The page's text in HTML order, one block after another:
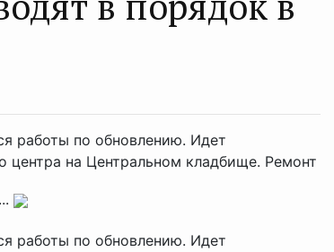
работы по обновлению. Идет
центра на Центральном кладбище. Ремонт
работы по обновлению. Идет